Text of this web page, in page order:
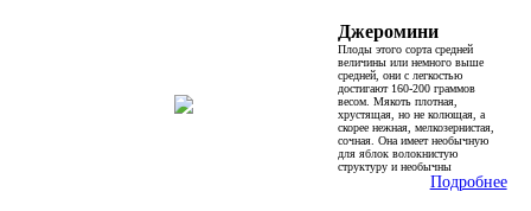
Джеромини
Плоды этого сорта средней
величины или немного выше
средней, они с легкостью
достигают 160-200 граммов
весом. Мякоть плотная,
хрустящая, но не колющая, а
скорее нежная, мелкозернистая,
сочная. Она имеет необычную
для яблок волокнистую
структуру и необычны
Подробнее